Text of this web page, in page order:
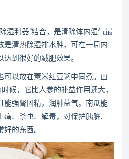
利器”结合，是清除体内湿气最
是清热除湿排水肿，可在一周内
到很好的减肥效果。
以放在薏米红豆粥中同煮。山
候，它比人参的补益作用还大，
能强肾固精，润肺益气。南瓜能
、杀虫、解毒，对保护胰脏、
好的东西。